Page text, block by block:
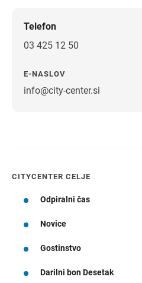
Telefon
03 425 12 50
E-NASLOV
info@city-center.si
CITYCENTER CELJE
Odpiralni čas
Novice
Gostinstvo
Darilni bon Desetak